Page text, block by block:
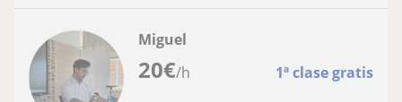
20€/h 1ª clase gratis
Miguel